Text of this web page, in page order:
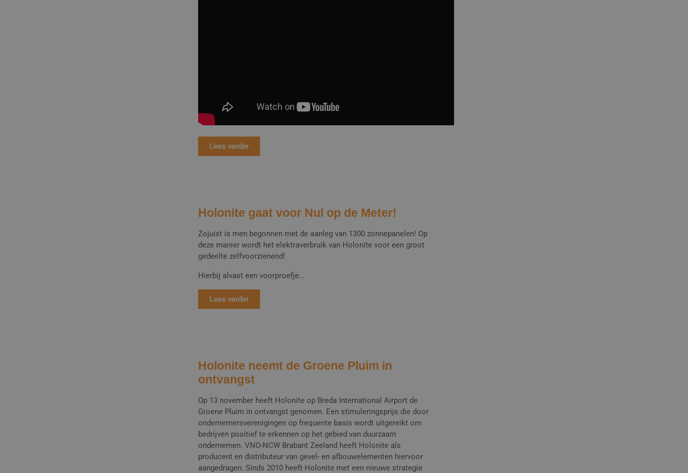
Spuwers
Lees verder
Holonite gaat voor Nul op de Meter!
Zojuist is men begonnen met de aanleg van 1300 zonnepanelen! Op
deze manier wordt het elektraverbruik van Holonite voor een groot
gedeelte zelfvoorzienend!
Hierbij alvast een voorproefje…
Lees verder
Holonite neemt de Groene Pluim in
ontvangst
Op 13 november heeft Holonite op Breda International Airport de
Groene Pluim in ontvangst genomen. Een stimuleringsprijs die door
ondernemersverenigingen op frequente basis wordt uitgereikt om
bedrijven positief te erkennen op het gebied van duurzaam
ondernemen. VNO-NCW Brabant Zeeland heeft Holonite als
producent en distributeur van gevel- en afbouwelementen hiervoor
aangedragen. Sinds 2010 heeft Holonite met een nieuwe strategie